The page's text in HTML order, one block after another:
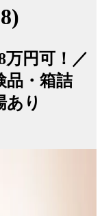
万円可！／
品・箱詰
り